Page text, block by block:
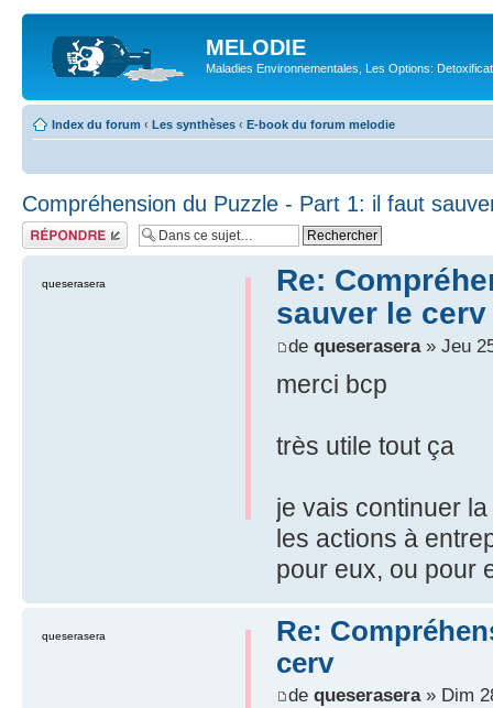
MELODIE
Maladies Environnementales, Les Options:
Index du forum ‹ Les synthèses ‹ E-book du forum melodie
Compréhension du Puzzle - Part 1: il faut
Répondre
Re:
sauver le cerv
de queserasera» Jeu
merci bcp
très utile tout ça
je vais continuer
les actions à
pour eux, ou pour
queserasera
Re:
cerv
de queserasera» Dim
queserasera